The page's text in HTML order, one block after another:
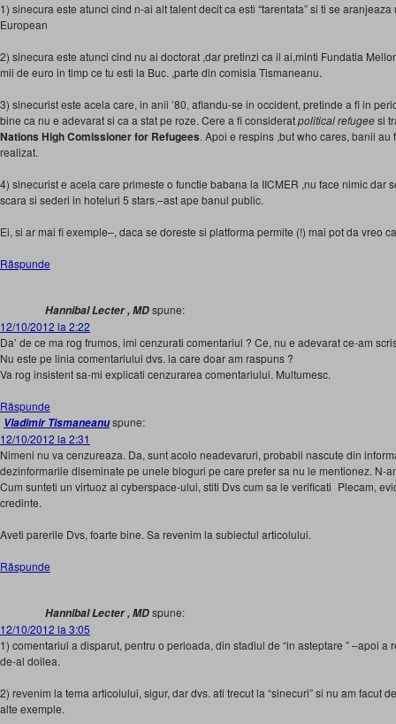
1) sinecura este atunci cind n-ai alt talent decit ca esti “tarentata” si ti se
European
2) sinecura este atunci cind nu ai doctorat ,dar pretinzi ca il ai,minti Fundatia
mii de euro in timp ce tu esti la Buc. ,parte din comisia Tismaneanu.
3) sinecurist este acela care, in anii ’80, aflandu-se in occident, pretinde a fi in
bine ca nu e adevarat si ca a stat pe roze. Cere a fi consideratpolitical refugeesi
Nations High Comissioner for Refugees. Apoi e respins ,but who cares, banii
realizat.
4) sinecurist e acela care primeste o functie babana la IICMER ,nu face nimic dar
scara si sederi in hoteluri 5 stars.–ast ape banul public.
Ei, si ar mai fi exemple–, daca se doreste si platforma permite (!) mai pot da vreo
Răspunde
Hannibal Lecter , MDspune:
12/10/2012 la 2:22
Da’ de ce ma rog frumos, imi cenzurati comentariul ? Ce, nu e adevarat ce-am
Nu este pe linia comentariului dvs. la care doar am raspuns ?
Va rog insistent sa-mi explicati cenzurarea comentariului. Multumesc.
Răspunde
Vladimir Tismaneanuspune:
12/10/2012 la 2:31
Nimeni nu va cenzureaza. Da, sunt acolo neadevaruri, probabil nascute din
dezinformarile diseminate pe unele bloguri pe care prefer sa nu le mentionez. N-
Cum sunteti un virtuoz al cyberspace-ului, stiti Dvs cum sa le verificati Plecam,
credinte.
Aveti parerile Dvs, foarte bine. Sa revenim la subiectul articolului.
Răspunde
Hannibal Lecter , MDspune:
12/10/2012 la 3:05
1) comentariul a disparut, pentru o perioada, din stadiul de “in asteptare ” –apoi a
de-al doilea.
2) revenim la tema articolului, sigur, dar dvs. ati trecut la “sinecuri” si nu am facut
alte exemple.